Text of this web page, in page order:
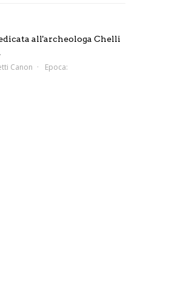
all'archeologa Chelli
Canon
Epoca: